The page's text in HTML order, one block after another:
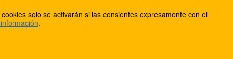
solo se activarán si las consientes expresamente con el
.